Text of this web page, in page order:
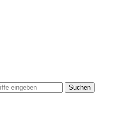
Suchen